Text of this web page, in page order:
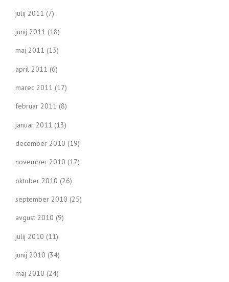
julij 2011 (7)
junij 2011 (18)
maj 2011 (13)
april 2011 (6)
marec 2011 (17)
februar 2011 (8)
januar 2011 (13)
december 2010 (19)
november 2010 (17)
oktober 2010 (26)
september 2010 (25)
avgust 2010 (9)
julij 2010 (11)
junij 2010 (34)
maj 2010 (24)